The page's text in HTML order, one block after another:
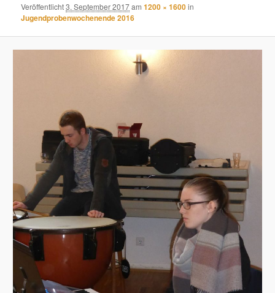
Veröffentlicht3. September 2017am1200 × 1600in
Jugendprobenwochenende 2016